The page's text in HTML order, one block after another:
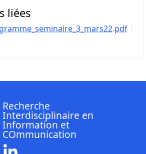
liées
Recherche
Interdisciplinaire en
Information et
COmmunication